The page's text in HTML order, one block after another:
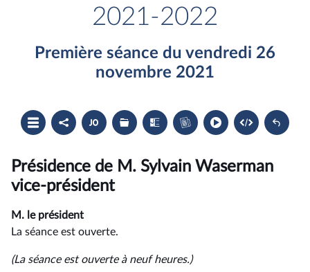
2021-2022
Première séance du vendredi 26
novembre 2021
Ouvrir
le
sommaire
Partager
le
compte
Accéder
au
document
du
compte
rendu
Les
dossiers
législatifs
Les
textes
examinés
Accéder
au
cahier
Présidence de M. Sylvain Waserman
vice-président
M. le président
La séance est ouverte.
(La séance est ouverte à neuf heures.)